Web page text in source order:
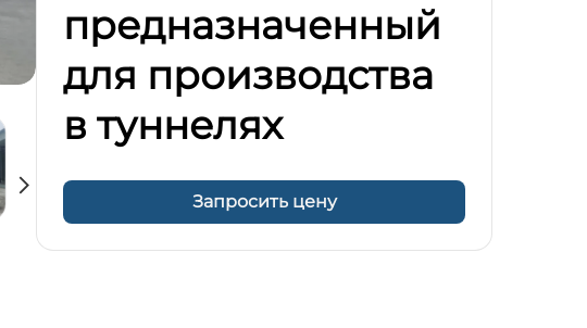
предназначенный
для производства
в туннелях
Запросить цену